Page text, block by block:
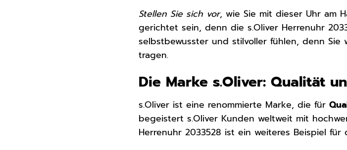
Stellen Sie sich vor, wie Sie mit dieser Uhr am
gerichtet sein, denn die s.Oliver Herrenuhr
selbstbewusster und stilvoller fühlen, denn
tragen.
Die Marke s.Oliver: Qualität
s.Oliver ist eine renommierte Marke, die für
begeistert s.Oliver Kunden weltweit mit
Herrenuhr 2033528 ist ein weiteres Beispiel